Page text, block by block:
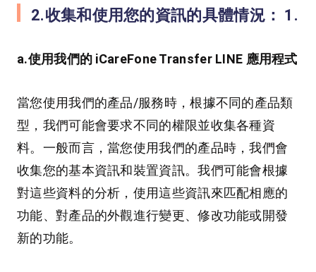
2.收集和使用您的資訊的具體情況： 1.
a.使用我們的 iCareFone Transfer LINE 應用程式
當您使用我們的產品/服務時，根據不同的產品類
型，我們可能會要求不同的權限並收集各種資
料。一般而言，當您使用我們的產品時，我們會
收集您的基本資訊和裝置資訊。我們可能會根據
對這些資料的分析，使用這些資訊來匹配相應的
功能、對產品的外觀進行變更、修改功能或開發
新的功能。